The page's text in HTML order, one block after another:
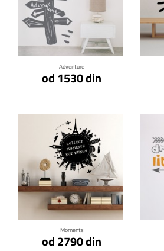
Adventure
od 1530 din
Klikni za detalje
Moments
od 2790 din
Klikni za detalje